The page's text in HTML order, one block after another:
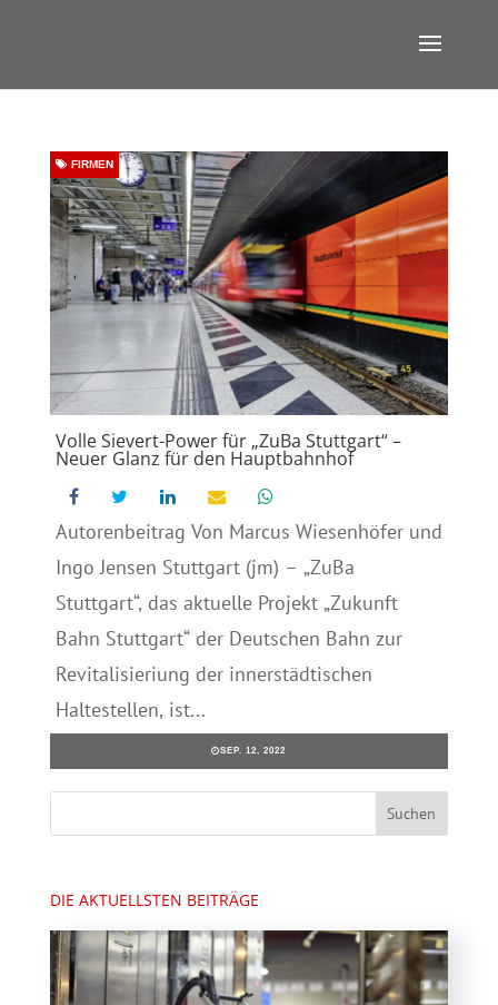
Volle Sievert-Power für „ZuBa Stuttgart“ –
Neuer Glanz für den Hauptbahnhof
FIRMEN
Autorenbeitrag Von Marcus Wiesenhöfer und
Ingo Jensen Stuttgart (jm) – „ZuBa
Stuttgart“, das aktuelle Projekt „Zukunft
Bahn Stuttgart“ der Deutschen Bahn zur
Revitalisieriung der innerstädtischen
Haltestellen, ist...
SEP. 12, 2022
DIE AKTUELLSTEN BEITRÄGE